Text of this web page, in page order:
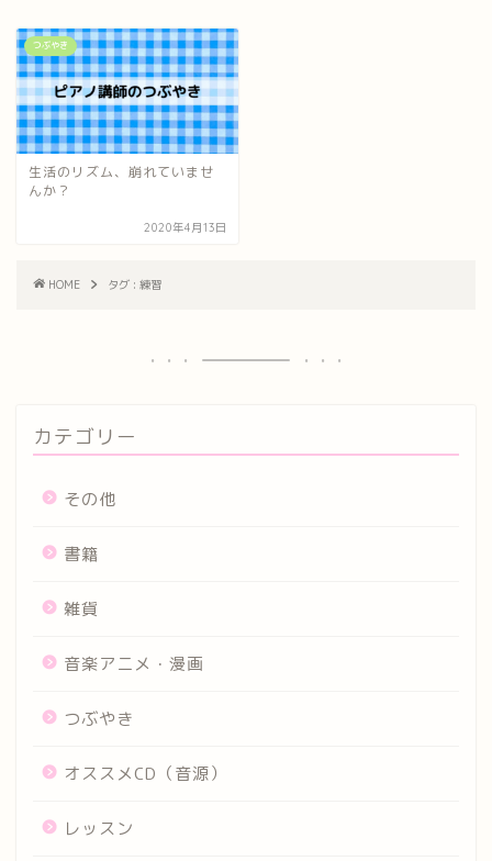
つぶやき
生活のリズム、崩れていませ
んか？
2020年4月13日
HOME タグ : 練習
カテゴリー
その他
書籍
雑貨
音楽アニメ・漫画
つぶやき
オススメCD（音源）
レッスン